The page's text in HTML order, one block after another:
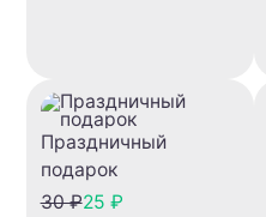
Праздничный
подарок
30 ₽25 ₽